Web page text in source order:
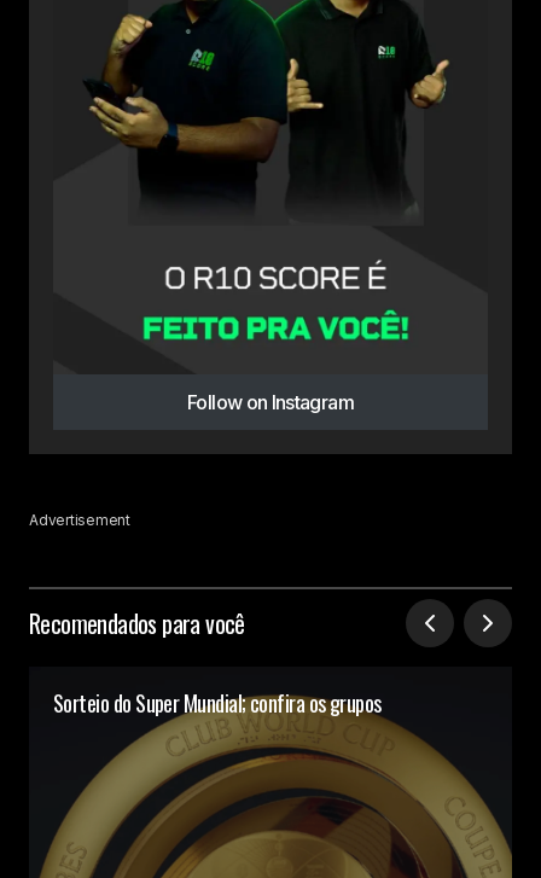
Follow on Instagram
Advertisement
Recomendados para você
Sorteio do Super Mundial; confira os grupos